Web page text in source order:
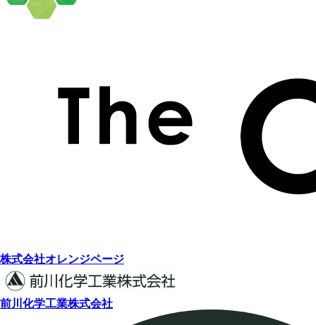
株式会社オレンジページ
前川化学工業株式会社